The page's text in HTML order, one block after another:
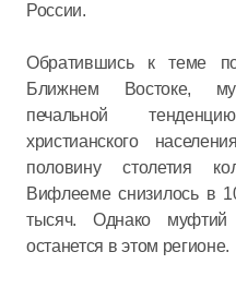
России.
Обратившись к теме
Ближнем Востоке,
печальной
христианского
половину столетия
Вифлееме снизилось в
тысяч. Однако муфтий
останется в этом регионе.